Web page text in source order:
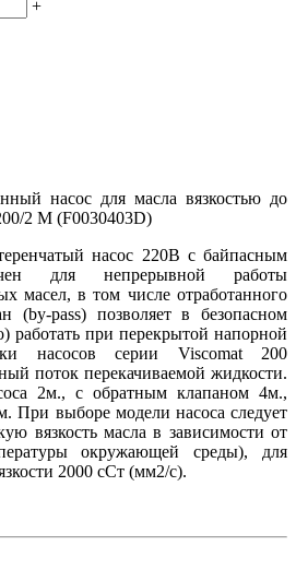
+
насос для масла вязкостью до
2 M (F0030403D)
насос 220В с байпасным
для непрерывной работы
масел, в том числе отработанного
(by-pass) позволяет в безопасном
работать при перекрытой напорной
насосов серии Viscomat 200
поток перекачиваемой жидкости.
2м., с обратным клапаном 4м.,
При выборе модели насоса следует
вязкость масла в зависимости от
окружающей среды), для
2000 сСт (мм2/с).